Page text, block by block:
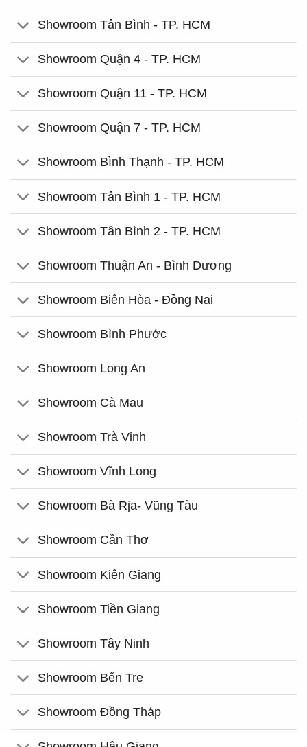
Showroom Tân Bình - TP. HCM
Showroom Quận 4 - TP. HCM
Showroom Quận 11 - TP. HCM
Showroom Quận 7 - TP. HCM
Showroom Bình Thạnh - TP. HCM
Showroom Tân Bình 1 - TP. HCM
Showroom Tân Bình 2 - TP. HCM
Showroom Thuận An - Bình Dương
Showroom Biên Hòa - Đồng Nai
Showroom Bình Phước
Showroom Long An
Showroom Cà Mau
Showroom Trà Vinh
Showroom Vĩnh Long
Showroom Bà Rịa- Vũng Tàu
Showroom Cần Thơ
Showroom Kiên Giang
Showroom Tiền Giang
Showroom Tây Ninh
Showroom Bến Tre
Showroom Đồng Tháp